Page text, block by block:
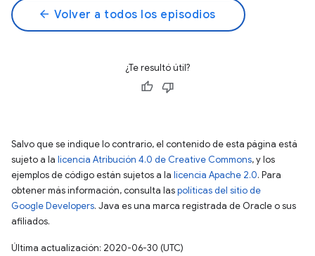
arrow_back Volver a todos los episodios
¿Te resultó útil?
Salvo que se indique lo contrario, el contenido de esta página está
sujeto a la licencia Atribución 4.0 de Creative Commons, y los
ejemplos de código están sujetos a la licencia Apache 2.0. Para
obtener más información, consulta laspolíticas del sitio de
Google Developers. Java es una marca registrada de Oracle o sus
afiliados.
Última actualización: 2020-06-30 (UTC)